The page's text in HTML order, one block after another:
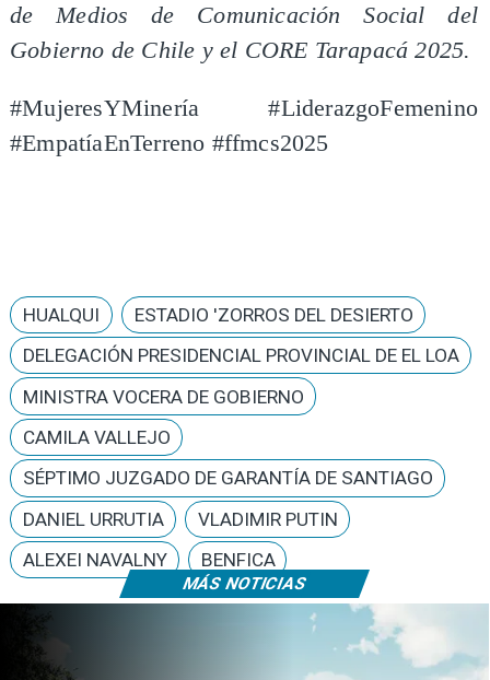
MÁS NOTICIAS
de Medios de Comunicación Social del
Gobierno de Chile y el CORE Tarapacá 2025.
#MujeresYMinería #LiderazgoFemenino
#EmpatíaEnTerreno #ffmcs2025
HUALQUI
ESTADIO 'ZORROS DEL DESIERTO
DELEGACIÓN PRESIDENCIAL PROVINCIAL DE EL LOA
MINISTRA VOCERA DE GOBIERNO
CAMILA VALLEJO
SÉPTIMO JUZGADO DE GARANTÍA DE SANTIAGO
DANIEL URRUTIA
VLADIMIR PUTIN
ALEXEI NAVALNY
BENFICA